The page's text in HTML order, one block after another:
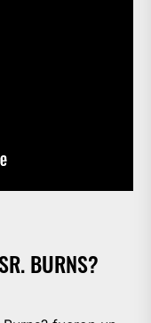
BURNS?